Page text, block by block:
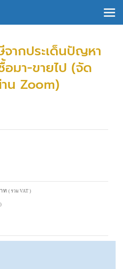
จากประเด็นปัญหา
มา-ขายไป (จัด
น Zoom)
ท ( รวม VAT )
×